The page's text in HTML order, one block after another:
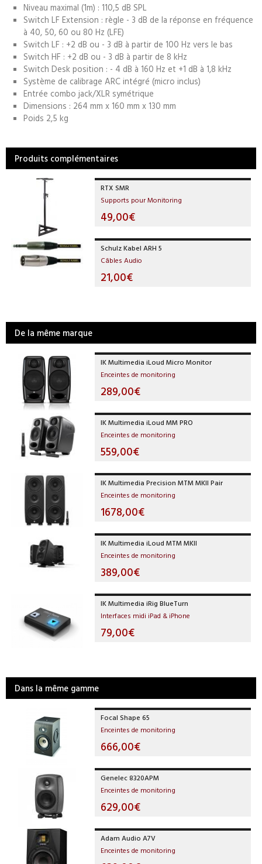
Niveau maximal (1m) : 110,5 dB SPL
Switch LF Extension : règle - 3 dB de la réponse en fréquence
à 40, 50, 60 ou 80 Hz (LFE)
Switch LF : +2 dB ou - 3 dB à partir de 100 Hz vers le bas
Switch HF : +2 dB ou - 3 dB à partir de 8 kHz
Switch Desk position : - 4 dB à 160 Hz et +1 dB à 1,8 kHz
Système de calibrage ARC intégré (micro inclus)
Entrée combo jack/XLR symétrique
Dimensions : 264 mm x 160 mm x 130 mm
Poids 2,5 kg
Produits complémentaires
RTX SMR
Supports pour Monitoring
49,00€
Schulz Kabel ARH 5
Câbles Audio
21,00€
De la même marque
IK Multimedia iLoud Micro Monitor
Enceintes de monitoring
289,00€
IK Multimedia iLoud MM PRO
Enceintes de monitoring
559,00€
IK Multimedia Precision MTM MKII Pair
Enceintes de monitoring
1678,00€
IK Multimedia iLoud MTM MKII
Enceintes de monitoring
389,00€
IK Multimedia iRig BlueTurn
Interfaces midi iPad & iPhone
79,00€
Dans la même gamme
Focal Shape 65
Enceintes de monitoring
666,00€
Genelec 8320APM
Enceintes de monitoring
629,00€
Adam Audio A7V
Enceintes de monitoring